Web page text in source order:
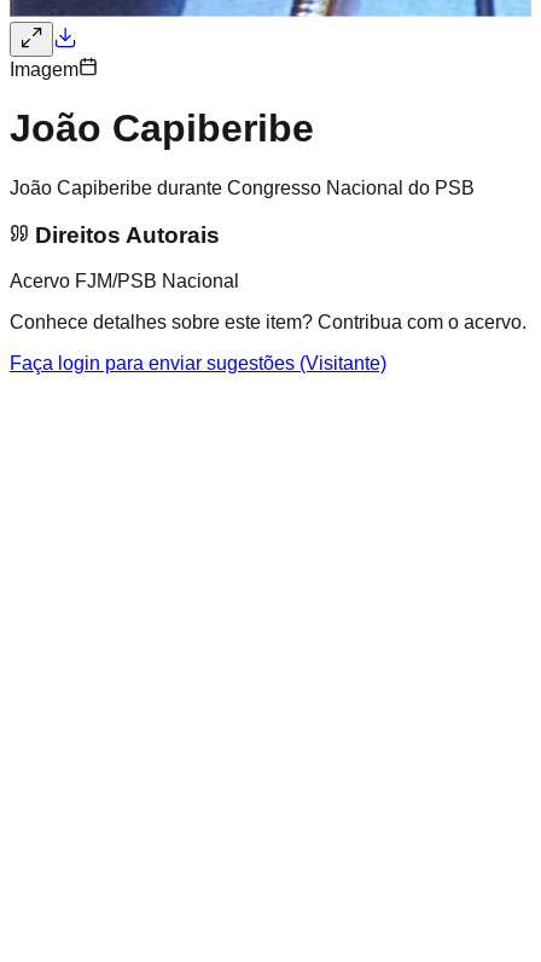
Imagem
João Capiberibe
João Capiberibe durante Congresso Nacional do PSB
Direitos Autorais
Acervo FJM/PSB Nacional
Conhece detalhes sobre este item? Contribua com o acervo.
Faça login para enviar sugestões (Visitante)